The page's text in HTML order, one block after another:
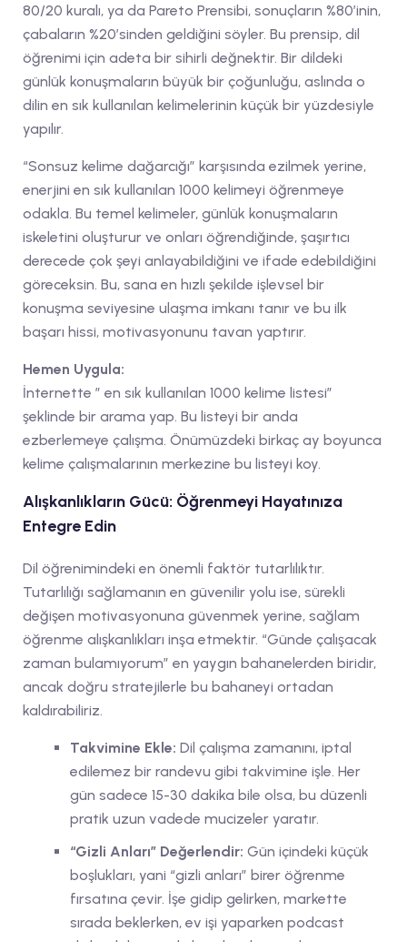
80/20 kuralı, ya da Pareto Prensibi, sonuçların %80’inin,
çabaların %20’sinden geldiğini söyler. Bu prensip, dil
öğrenimi için adeta bir sihirli değnektir. Bir dildeki
günlük konuşmaların büyük bir çoğunluğu, aslında o
dilin en sık kullanılan kelimelerinin küçük bir yüzdesiyle
yapılır.
“Sonsuz kelime dağarcığı” karşısında ezilmek yerine,
enerjini en sık kullanılan 1000 kelimeyi öğrenmeye
odakla. Bu temel kelimeler, günlük konuşmaların
iskeletini oluşturur ve onları öğrendiğinde, şaşırtıcı
derecede çok şeyi anlayabildiğini ve ifade edebildiğini
göreceksin. Bu, sana en hızlı şekilde işlevsel bir
konuşma seviyesine ulaşma imkanı tanır ve bu ilk
başarı hissi, motivasyonunu tavan yaptırır.
Hemen Uygula:
İnternette ” en sık kullanılan 1000 kelime listesi”
şeklinde bir arama yap. Bu listeyi bir anda
ezberlemeye çalışma. Önümüzdeki birkaç ay boyunca
kelime çalışmalarının merkezine bu listeyi koy.
Alışkanlıkların Gücü: Öğrenmeyi Hayatınıza
Entegre Edin
Dil öğrenimindeki en önemli faktör tutarlılıktır.
Tutarlılığı sağlamanın en güvenilir yolu ise, sürekli
değişen motivasyonuna güvenmek yerine, sağlam
öğrenme alışkanlıkları inşa etmektir. “Günde çalışacak
zaman bulamıyorum” en yaygın bahanelerden biridir,
ancak doğru stratejilerle bu bahaneyi ortadan
kaldırabiliriz.
Takvimine Ekle: Dil çalışma zamanını, iptal
edilemez bir randevu gibi takvimine işle. Her
gün sadece 15-30 dakika bile olsa, bu düzenli
pratik uzun vadede mucizeler yaratır.
“Gizli Anları” Değerlendir: Gün içindeki küçük
boşlukları, yani “gizli anları” birer öğrenme
fırsatına çevir. İşe gidip gelirken, markette
sırada beklerken, ev işi yaparken podcast